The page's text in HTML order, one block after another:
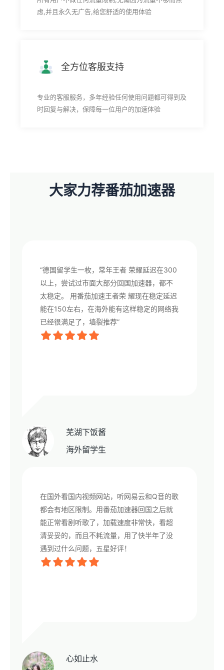
虑,并且永久无广告,给您舒适的使用体验
全方位客服支持
专业的客服服务，多年经验任何使用问题都可得到及
时回复与解决，保障每一位用户的加速体验
大家力荐番茄加速器
“德国留学生一枚，常年王者 荣耀延迟在300
以上，尝试过市面大部分回国加速器，都不
太稳定。 用番茄加速王者荣 耀现在稳定延迟
能在150左右，在海外能有这样稳定的网络我
已经很满足了，墙裂推荐”
芜湖下饭酱
海外留学生
在国外看国内视频网站，听网易云和Q音的歌
都会有地区限制。用番茄加速器回国之后就
能正常看剧听歌了，加载速度非常快，看超
清妥妥的，而且不耗流量，用了快半年了没
遇到过什么问题，五星好评！
心如止水